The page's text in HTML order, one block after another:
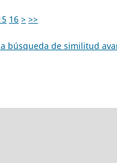
16 > >>
búsqueda de similitud